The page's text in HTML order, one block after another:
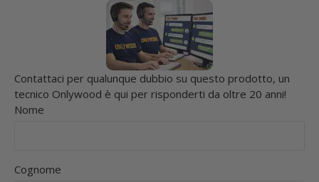
Contattaci per qualunque dubbio su questo prodotto, un
tecnico Onlywood è qui per risponderti da oltre 20 anni!
Nome
Cognome